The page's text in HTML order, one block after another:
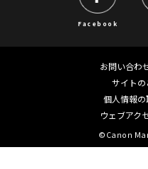
パーソナル向けコピ
ー
Facebook
お問い合わ
サイト
個人情報
ウェブアク
©Canon